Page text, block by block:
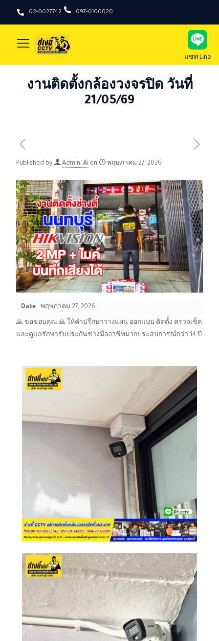
02-0027742 097-0100020
แชท Line
งานติดตั้งกล้องวงจรปิด วันที่
21/05/69
Published by Admin_Ai on พฤษภาคม 27, 2026
Date พฤษภาคม 27, 2026
🙏 ขอขอบคุณ 🙏 ให้คำปรึกษาวางแผน ออกแบบ ติดตั้ง ตรวจเช็ค
และดูแลรักษารับประกันช่างมืออาชีพมากประสบการณ์กว่า 14 ปี